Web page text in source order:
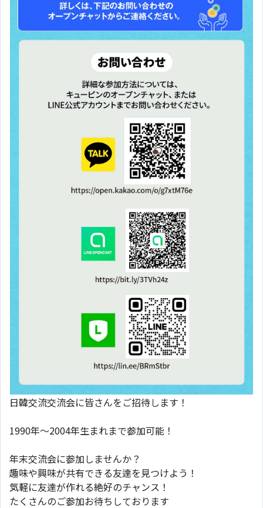
日韓交流交流会に皆さんをご招待します！
1990年〜2004年生まれまで参加可能！
年末交流会に参加しませんか？
趣味や興味が共有できる友達を見つけよう！
気軽に友達が作れる絶好のチャンス！
たくさんのご参加お待ちしております